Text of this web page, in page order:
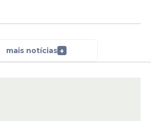
mais notícias +